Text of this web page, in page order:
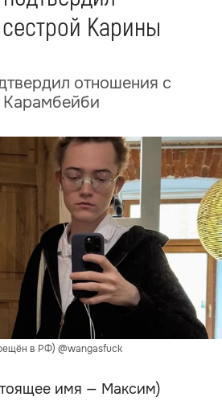
Карины
отношения с
в РФ) @wangasfuck
имя — Максим)